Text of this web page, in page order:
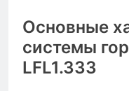
Основные
системы
LFL1.333